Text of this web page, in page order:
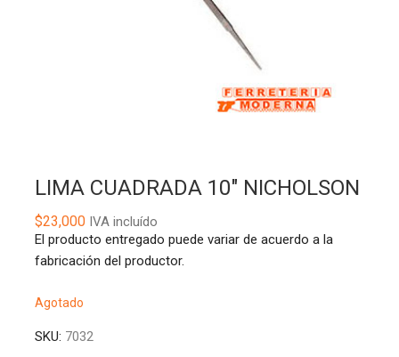
LIMA CUADRADA 10″ NICHOLSON
$23,000IVA incluído
El producto entregado puede variar de acuerdo a la
fabricación del productor.
Agotado
SKU: 7032